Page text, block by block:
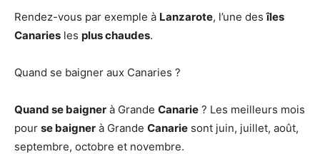
Rendez-vous par exemple à Lanzarote, l’une desîles
Canaries les plus chaudes.
Quand se baigner aux Canaries ?
Quand se baigner à Grande Canarie ? Les meilleurs mois
pour se baigner à Grande Canarie sont juin, juillet, août,
septembre, octobre et novembre.